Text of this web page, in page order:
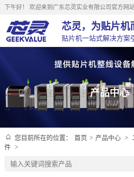
下午好！ 欢迎来到广东芯灵实业有限公司官方网站
芯灵，为贴片机
贴片机一站式解决方案
产品中心
您目前所在的位置： 首页 > 产品中心 >
件 >